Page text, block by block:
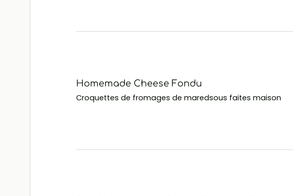
Homemade Cheese Fondu
Croquettes de fromages de maredsous faites maison